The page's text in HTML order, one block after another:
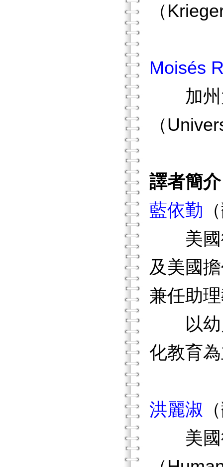
（
Moisés
加州大
（
譯者簡介
藍依勤
美國德
及美國
兼任助
以幼兒
化教育
洪麗淑
美國德